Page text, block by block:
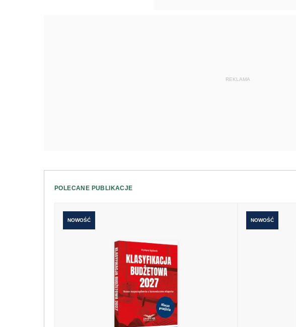
REKLAMA
POLECANE PUBLIKACJE
NOWOŚĆ NOWOŚĆ